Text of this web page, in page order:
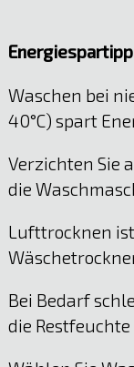
Waschen bei
40°C) spart
Verzichten Sie
die
Lufttrocknen
Bei Bedarf
die